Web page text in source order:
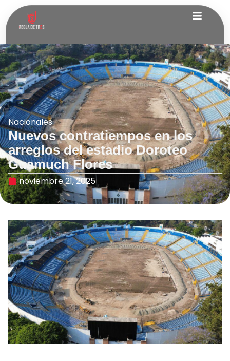
Nacionales
Nuevos contratiempos en los
arreglos del estadio Doroteo
Guamuch Flores
noviembre 21, 2025